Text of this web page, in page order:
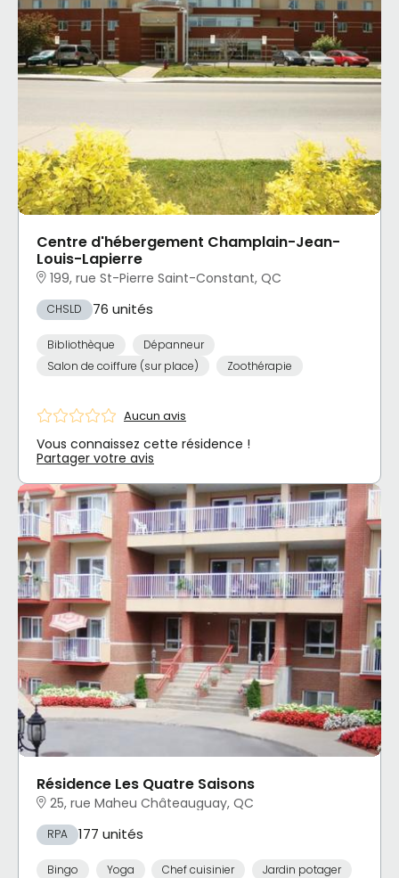
Centre d'hébergement Champlain-Jean-
Louis-Lapierre
199, rue St-Pierre Saint-Constant, QC
CHSLD 76 unités
Bibliothèque
Dépanneur
Salon de coiffure (sur place)
Zoothérapie
Aucun avis
Vous connaissez cette résidence !
Partager votre avis
Résidence Les Quatre Saisons
25, rue Maheu Châteauguay, QC
RPA 177 unités
Bingo Yoga Chef cuisinier
Jardin potager